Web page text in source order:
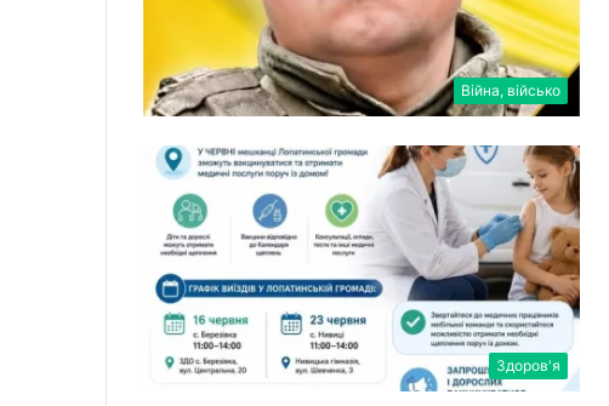
Війна, військо
Здоров'я